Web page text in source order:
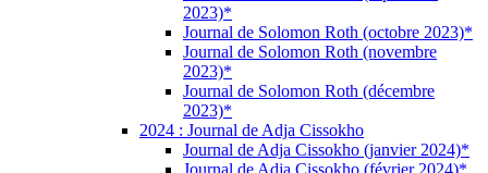
2023)*
Journal de Solomon Roth (octobre 2023)*
Journal de Solomon Roth (novembre
2023)*
Journal de Solomon Roth (décembre
2023)*
2024 : Journal de Adja Cissokho
Journal de Adja Cissokho (janvier 2024)*
Journal de Adja Cissokho (février 2024)*